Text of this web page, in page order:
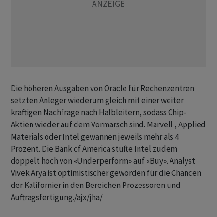
Die höheren Ausgaben von Oracle für Rechenzentren
setzten Anleger wiederum gleich mit einer weiter
kräftigen Nachfrage nach Halbleitern, sodass Chip-
Aktien wieder auf dem Vormarsch sind. Marvell , Applied
Materials oder Intel gewannen jeweils mehr als 4
Prozent. Die Bank of America stufte Intel zudem
doppelt hoch von «Underperform» auf «Buy». Analyst
Vivek Arya ist optimistischer geworden für die Chancen
der Kalifornier in den Bereichen Prozessoren und
Auftragsfertigung./ajx/jha/